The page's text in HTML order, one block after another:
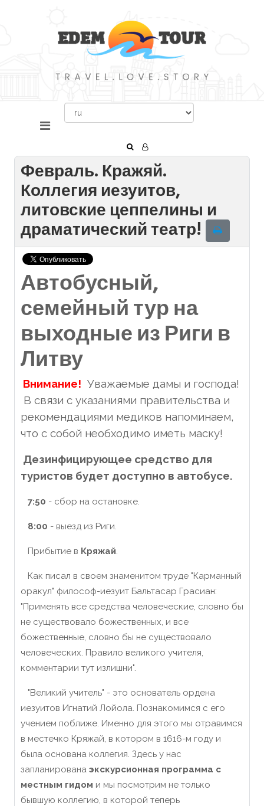
Февраль. Кражяй.
Коллегия иезуитов,
литовские цеппелины и
драматический театр!
Автобусный,
семейный тур на
выходные из Риги в
Литву
Внимание! Уважаемые дамы и господа!
В связи с указаниями правительства и
рекомендациями медиков напоминаем,
что с собой необходимо иметь маску!
Дезинфицирующее средство для
туристов будет доступно в автобусе.
7:50 - сбор на остановке.
8:00 - выезд из Риги.
Прибытие в Кряжай.
Как писал в своем знаменитом труде "Карманный
оракул" философ-иезуит Бальтасар Грасиан:
"Применять все средства человеческие, словно бы
не существовало божественных, и все
божественные, словно бы не существовало
человеческих. Правило великого учителя,
комментарии тут излишни".
"Великий учитель" - это основатель ордена
иезуитов Игнатий Лойола. Познакомимся с его
учением поближе. Именно для этого мы отравимся
в местечко Кряжай, в котором в 1616-м году и
была основана коллегия. Здесь у нас
запланирована экскурсионная программа с
местным гидом и мы посмотрим не только
бывшую коллегию, в которой теперь